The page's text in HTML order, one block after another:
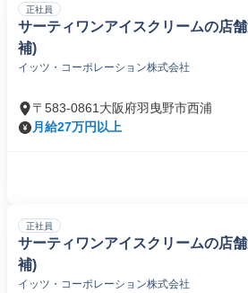
正社員
サーティワンアイスクリームの店
補)
イッツ・コーポレーション株式会社
〒583-0861大阪府羽曳野市西浦
月給27万円以上
正社員
サーティワンアイスクリームの店
補)
イッツ・コーポレーション株式会社